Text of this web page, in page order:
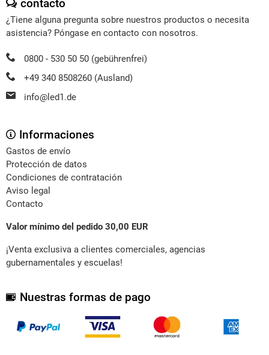
contacto
¿Tiene alguna pregunta sobre nuestros productos o necesita
asistencia? Póngase en contacto con nosotros.
0800 - 530 50 50 (gebührenfrei)
+49 340 8508260 (Ausland)
info@led1.de
Informaciones
Gastos de envío
Protección de datos
Condiciones de contratación
Aviso legal
Contacto
Valor mínimo del pedido 30,00 EUR
¡Venta exclusiva a clientes comerciales, agencias
gubernamentales y escuelas!
Nuestras formas de pago